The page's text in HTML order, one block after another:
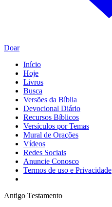
Doar
Início
Hoje
Livros
Busca
Versões da Bíblia
Devocional Diário
Recursos Bíblicos
Versículos por Temas
Mural de Orações
Vídeos
Redes Sociais
Anuncie Conosco
Termos de uso e Privacidade
Antigo Testamento